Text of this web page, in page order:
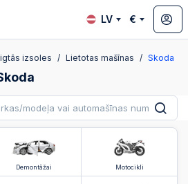
LV €
izsoles Lietotas mašīnas Skoda
Demontāžai Motocikli